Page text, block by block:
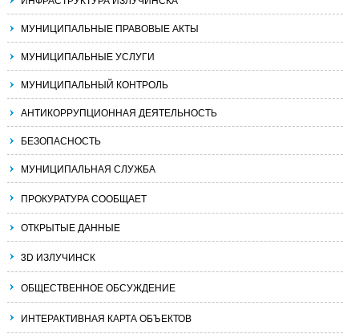
МУНИЦИПАЛЬНЫЕ ПРАВОВЫЕ АКТЫ
МУНИЦИПАЛЬНЫЕ УСЛУГИ
МУНИЦИПАЛЬНЫЙ КОНТРОЛЬ
АНТИКОРРУПЦИОННАЯ ДЕЯТЕЛЬНОСТЬ
БЕЗОПАСНОСТЬ
МУНИЦИПАЛЬНАЯ СЛУЖБА
ПРОКУРАТУРА СООБЩАЕТ
ОТКРЫТЫЕ ДАННЫЕ
3D ИЗЛУЧИНСК
ОБЩЕСТВЕННОЕ ОБСУЖДЕНИЕ
ИНТЕРАКТИВНАЯ КАРТА ОБЪЕКТОВ